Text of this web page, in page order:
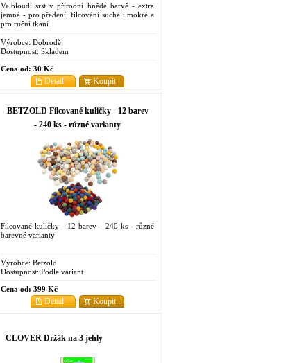
Velbloudí srst v přírodní hnědé barvě - extra
jemná - pro předení, filcování suché i mokré a
pro ruční tkaní
Výrobce: Dobroděj
Dostupnost: Skladem
Cena od: 30 Kč
Koupit
Detail
BETZOLD Filcované kuličky - 12 barev
- 240 ks - různé varianty
Filcované kuličky - 12 barev - 240 ks - různé
barevné varianty
Výrobce: Betzold
Dostupnost: Podle variant
Cena od: 399 Kč
Koupit
Detail
CLOVER Držák na 3 jehly